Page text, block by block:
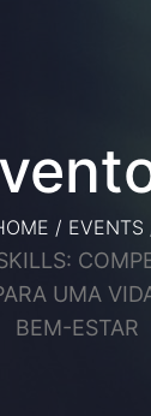
/ EVENTS
UMA
BEM-ESTAR